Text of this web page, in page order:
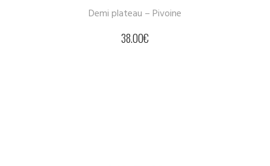
Demi plateau – Pivoine
38.00€